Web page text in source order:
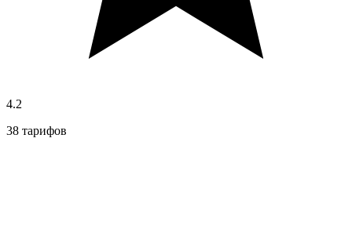
4.2
38 тарифов